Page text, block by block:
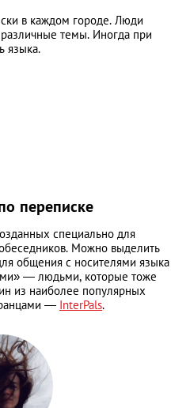
в каждом городе. Люди
темы. Иногда при
языка.
переписке
специально для
Можно выделить
общения с носителями языка
— людьми, которые тоже
из наиболее популярных
— InterPals.